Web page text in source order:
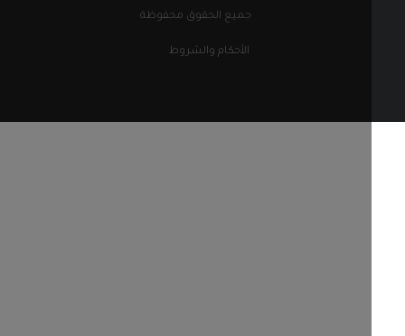
جميع الحقوق محفوظة
الأحكام والشروط